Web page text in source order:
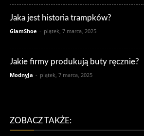
Jaka jest historia trampków?
GlamShoe - piątek, 7 marca, 2025
Jakie firmy produkują buty ręcznie?
ModnyJa - piątek, 7 marca, 2025
ZOBACZ TAKŻE: